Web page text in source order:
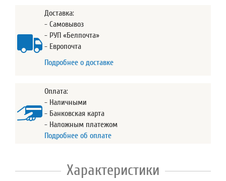
Доставка:
- Самовывоз
- РУП «Белпочта»
- Европочта
Подробнее о доставке
Оплата:
- Наличными
- Банковская карта
- Наложным платежом
Подробнее об оплате
Характеристики